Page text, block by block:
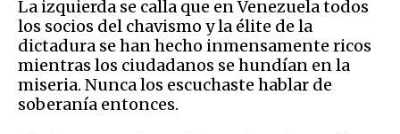
La izquierda se calla que en Venezuela todos
los socios del chavismo y la élite de la
dictadura se han hecho inmensamente ricos
mientras los ciudadanos se hundían en la
miseria. Nunca los escuchaste hablar de
soberanía entonces.